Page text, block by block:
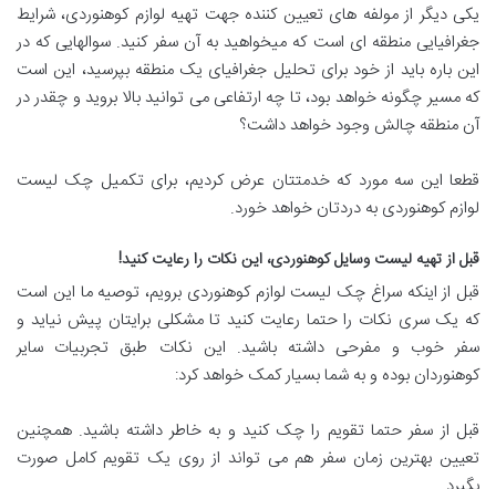
یکی دیگر از مولفه های تعیین کننده جهت تهیه لوازم کوهنوردی، شرایط
جغرافیایی منطقه ای است که میخواهید به آن سفر کنید. سوالهایی که در
این باره باید از خود برای تحلیل جغرافیای یک منطقه بپرسید، این است
که مسیر چگونه خواهد بود، تا چه ارتفاعی می توانید بالا بروید و چقدر در
آن منطقه چالش وجود خواهد داشت؟
قطعا این سه مورد که خدمتتان عرض کردیم، برای تکمیل چک لیست
لوازم کوهنوردی به دردتان خواهد خورد.
قبل از تهیه لیست وسایل کوهنوردی، این نکات را رعایت کنید!
قبل از اینکه سراغ چک لیست لوازم کوهنوردی برویم، توصیه ما این است
که یک سری نکات را حتما رعایت کنید تا مشکلی برایتان پیش نیاید و
سفر خوب و مفرحی داشته باشید. این نکات طبق تجربیات سایر
کوهنوردان بوده و به شما بسیار کمک خواهد کرد:
قبل از سفر حتما تقویم را چک کنید و به خاطر داشته باشید. همچنین
تعیین بهترین زمان سفر هم می تواند از روی یک تقویم کامل صورت